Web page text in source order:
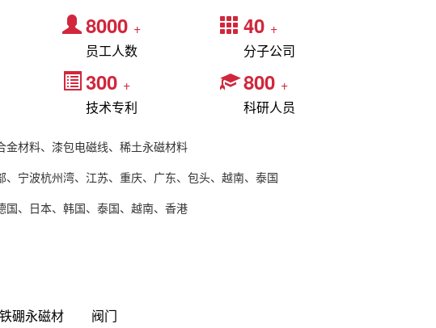
8000 +
员工人数
40 +
分子公司
300 +
技术专利
800 +
科研人员
金材料、漆包电磁线、稀土永磁材料
、宁波杭州湾、江苏、重庆、广东、包头、越南、泰国
国、日本、韩国、泰国、越南、香港
硼永磁材 阀门